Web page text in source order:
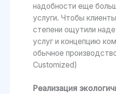
надобности еще
услуги. Чтобы
степени ощутили
услуг и концепцию
обычное
Customized)
Реализация